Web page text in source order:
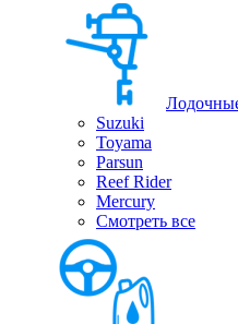
Suzuki
Toyama
Parsun
Reef Rider
Mercury
Смотреть все